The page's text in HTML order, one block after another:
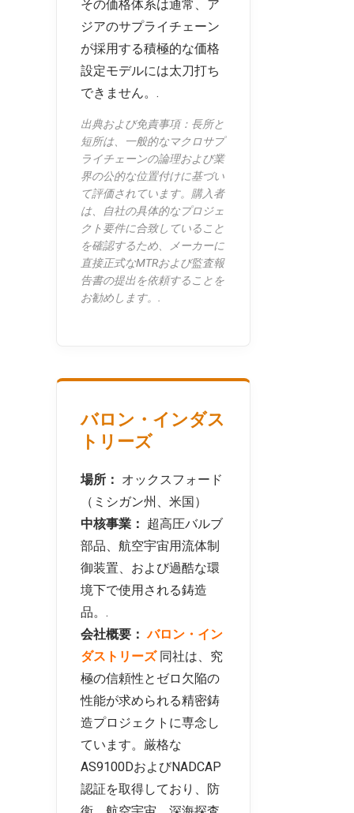
その価格体系は通常、ア
ジアのサプライチェーン
が採用する積極的な価格
設定モデルには太刀打ち
できません。.
出典および免責事項：長所と
短所は、一般的なマクロサプ
ライチェーンの論理および業
界の公的な位置付けに基づい
て評価されています。購入者
は、自社の具体的なプロジェ
クト要件に合致していること
を確認するため、メーカーに
直接正式なMTRおよび監査報
告書の提出を依頼することを
お勧めします。.
バロン・インダス
トリーズ
場所： オックスフォード
（ミシガン州、米国）
中核事業： 超高圧バルブ
部品、航空宇宙用流体制
御装置、および過酷な環
境下で使用される鋳造
品。.
会社概要： バロン・イン
ダストリーズ同社は、究
極の信頼性とゼロ欠陥の
性能が求められる精密鋳
造プロジェクトに専念し
ています。厳格な
AS9100DおよびNADCAP
認証を取得しており、防